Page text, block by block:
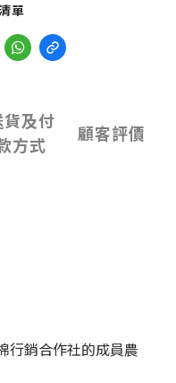
單
貨及付
方式
顧客評價
行銷合作社的成員農